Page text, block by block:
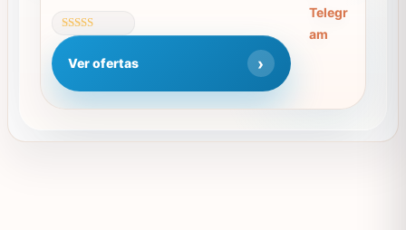
Avaliação
de 5
Ver ofertas
variantes.
As
opções
podem